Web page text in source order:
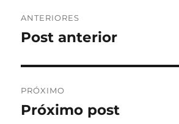
de
ANTERIORES
Post
Post anterior
PRÓXIMO
Próximo
Próximo post